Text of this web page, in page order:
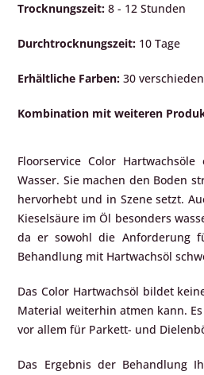
Trocknungszeit:8 - 12 Stunden
Durchtrocknungszeit: 10 Tage
Erhältliche Farben:30
Kombination mit weiteren
Floorservice Color
Wasser. Sie machen den Boden
hervorhebt und in Szene setzt.
Kieselsäure im Öl besonders
da er sowohl die Anforderung
Behandlung mit Hartwachsöl
Das Color Hartwachsöl bildet
Material weiterhin atmen kann.
vor allem für Parkett- und
Das Ergebnis der Behandlung